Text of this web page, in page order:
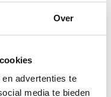
Over
advertenties te
media te bieden